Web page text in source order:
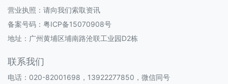
营业执照：请向我们索取资讯
备案号码： 粤ICP备15070908号
地址：广州黄埔区埔南路沧联工业园D2栋
联系我们
电话：020-82001698，13922277850，微信同号